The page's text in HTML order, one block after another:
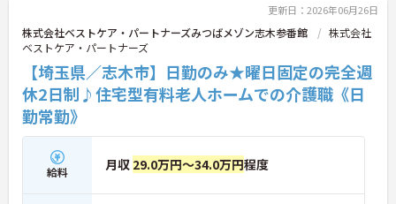
り稼いでしっかり休む、メリハリある働き方が可能
です。
＜意見を言い合えるフラットな関係＞ 気付きや提案
を遠慮なく共有できる、風通しの良い職場です。ご
利用者様の小さな変化を見逃さない「観察眼」を大
切にし、スタッフ同士も互いに配慮し合える温かい
関係性を築いています。
更新日：2026年06月26日
株式会社ベストケア・パートナーズみつばメゾン志木参番館
株式会社
ベストケア・パートナーズ
【埼玉県／志木市】日勤のみ★曜日固定の完全週
休2日制♪住宅型有料老人ホームでの介護職《日
勤常勤》
給料 月収 29.0万円～34.0万円程度